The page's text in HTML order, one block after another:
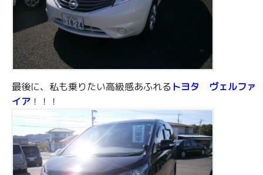
最後に、私も乗りたい高級感あふれる トヨタ ヴェルファ
イア ！！！